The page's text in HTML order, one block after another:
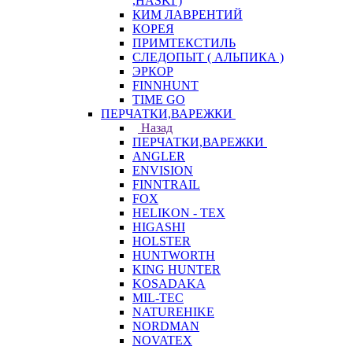
КИМ ЛАВРЕНТИЙ
КОРЕЯ
ПРИМТЕКСТИЛЬ
СЛЕДОПЫТ ( АЛЬПИКА )
ЭРКОР
FINNHUNT
TIME GO
ПЕРЧАТКИ,ВАРЕЖКИ
Назад
ПЕРЧАТКИ,ВАРЕЖКИ
ANGLER
ENVISION
FINNTRAIL
FOX
HELIKON - TEX
HIGASHI
HOLSTER
HUNTWORTH
KING HUNTER
KOSADAKA
MIL-TEC
NATUREHIKE
NORDMAN
NOVATEX